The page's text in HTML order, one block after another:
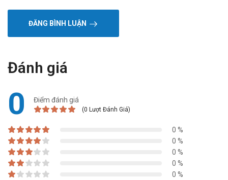
ĐĂNG BÌNH LUẬN
Đánh giá
0 Điểm đánh giá
(0 Lượt Đánh Giá)
0 %
0 %
0 %
0 %
0 %